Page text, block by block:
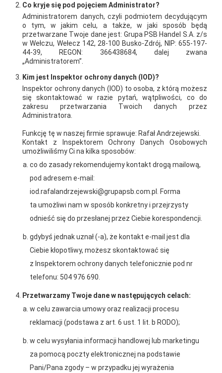
którego podziwiano muzyków płynących w oświetlonych
łodziach po podziemnym jeziorze. Wszystko ma jednak swój
kres, toteż i pobyt na Majorce dobiegł końca. Pełni wiedzy i
energii kupcy i dostawcy z Pomorza Zachodniego wrócili do
kraju do codziennych zajęć.
AKTUALNOŚCI
Grupa PSB Handel S.A.
gra z WOŚP. Powstała
firmowa eSkarbonka na
rzecz gastroenterologii
Zacisze S.A. dołącza do
Grupy PSB. Sieć kończy
rok strategicznym
otwarciem po
rebrandingu
Co kryje się pod pojęciem Administrator?
Administratorem danych, czyli podmiotem decydującym
o tym, w jakim celu, a także, w jaki sposób będą
przetwarzane Twoje dane jest: Grupa PSB Handel S.A. z/s
w Wełczu, Wełecz 142, 28-100 Busko-Zdrój, NIP: 655-197-
44-39, REGON: 366438684, dalej zwana
„Administratorem”.
Kim jest Inspektor ochrony danych (IOD)?
Inspektor ochrony danych (IOD) to osoba, z którą możesz
się skontaktować w razie pytań, wątpliwości, co do
zakresu przetwarzania Twoich danych przez
Administratora.
Funkcję tę w naszej firmie sprawuje: Rafał Andrzejewski.
Kontakt z Inspektorem Ochrony Danych Osobowych
umożliwiliśmy Ci na kilka sposobów:
co do zasady rekomendujemy kontakt drogą mailową,
pod adresem e-mail:
iod.rafalandrzejewski@grupapsb.com.pl. Forma
ta umożliwi nam w sposób konkretny i przejrzysty
odnieść się do przesłanej przez Ciebie korespondencji.
gdybyś jednak uznał (-a), że kontakt e-mail jest dla
Ciebie kłopotliwy, możesz skontaktować się
z Inspektorem ochrony danych telefonicznie pod nr
telefonu: 504 976 690.
Przetwarzamy Twoje dane w następujących celach:
w celu zawarcia umowy oraz realizacji procesu
reklamacji (podstawa z art. 6 ust. 1 lit. b RODO);
w celu wysyłania informacji handlowej lub marketingu
za pomocą poczty elektronicznej na podstawie
Pani/Pana zgody – w przypadku jej wyrażenia